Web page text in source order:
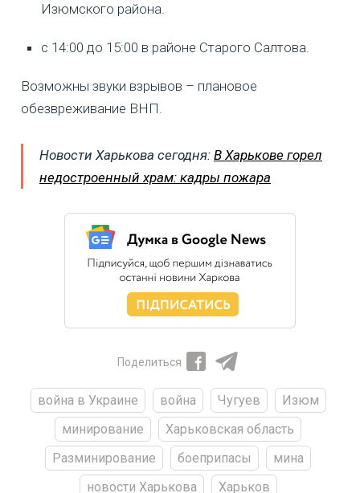
Изюмского района.
с 14:00 до 15:00 в районе Старого Салтова.
Возможны звуки взрывов – плановое
обезвреживание ВНП.
Новости Харькова сегодня: В Харькове горел
недостроенный храм: кадры пожара
Поделиться
война в Украине война Чугуев
Изюм
минирование
Харьковская область
Разминирование
боеприпасы
мина
новости Харькова
Харьков